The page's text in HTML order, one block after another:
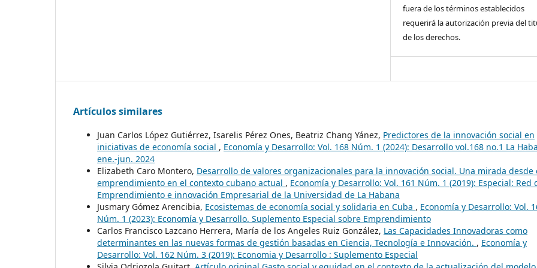
fuera de los términos establecidos
requerirá la autorización previa del
de los derechos.
Artículos similares
Juan Carlos López Gutiérrez, Isarelis Pérez Ones, Beatriz Chang Yánez, Predictores de la innovación social en
iniciativas de economía social , Economía y Desarrollo: Vol. 168 Núm. 1 (2024): Desarrollo vol.168 no.1 La
ene.-jun. 2024
Elizabeth Caro Montero, Desarrollo de valores organizacionales para la innovación social. Una mirada desde
emprendimiento en el contexto cubano actual , Economía y Desarrollo: Vol. 161 Núm. 1 (2019): Especial: Red
Emprendimiento e innovación Empresarial de la Universidad de La Habana
Jusmary Gómez Arencibia, Ecosistemas de economía social y solidaria en Cuba , Economía y Desarrollo: Vol.
Núm. 1 (2023): Economía y Desarrollo. Suplemento Especial sobre Emprendimiento
Carlos Francisco Lazcano Herrera, María de los Angeles Ruiz González, Las Capacidades Innovadoras como
determinantes en las nuevas formas de gestión basadas en Ciencia, Tecnología e Innovación. , Economía y
Desarrollo: Vol. 162 Núm. 3 (2019): Economia y Desarrollo : Suplemento Especial